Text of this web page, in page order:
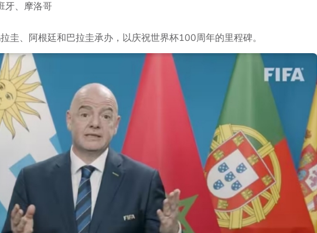
牙、摩洛哥
圭、阿根廷和巴拉圭承办，以庆祝世界杯100周年的里程碑。